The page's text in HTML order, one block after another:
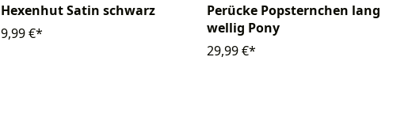
Hexenhut Satin schwarz
9,99 €*
Perücke Popsternchen lang
wellig Pony
29,99 €*